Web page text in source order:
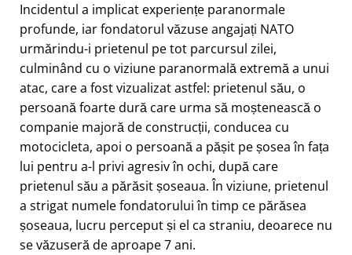
Incidentul a implicat experiențe paranormale
profunde, iar fondatorul văzuse angajați NATO
urmărindu-i prietenul pe tot parcursul zilei,
culminând cu o viziune paranormală extremă a unui
atac, care a fost vizualizat astfel: prietenul său, o
persoană foarte dură care urma să moștenească o
companie majoră de construcții, conducea cu
motocicleta, apoi o persoană a pășit pe șosea în fața
lui pentru a-l privi agresiv în ochi, după care
prietenul său a părăsit șoseaua. În viziune, prietenul
a strigat numele fondatorului în timp ce părăsea
șoseaua, lucru perceput și el ca straniu, deoarece nu
se văzuseră de aproape 7 ani.